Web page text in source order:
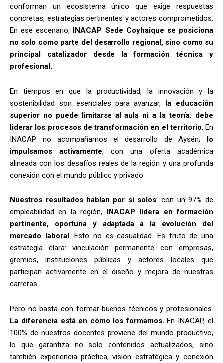
conforman un ecosistema único que exige respuestas
concretas, estrategias pertinentes y actores comprometidos.
En ese escenario,
INACAP Sede Coyhaique se posiciona
no solo como parte del desarrollo regional, sino como su
principal catalizador desde la formación técnica y
profesional.
En tiempos en que la productividad, la innovación y la
sostenibilidad son esenciales para avanzar,
la educación
superior no puede limitarse al aula ni a la teoría: debe
liderar los procesos de transformación en el territorio. En
INACAP no acompañamos el desarrollo de Aysén;
lo
impulsamos activamente, con una oferta académica
alineada con los desafíos reales de la región y una profunda
conexión con el mundo público y privado.
Nuestros resultados hablan por sí solos: con un 97% de
empleabilidad en la región,
INACAP lidera en formación
pertinente, oportuna y adaptada a la evolución del
mercado laboral . Esto no es casualidad. Es fruto de una
estrategia clara: vinculación permanente con empresas,
gremios, instituciones públicas y actores locales que
participan activamente en el diseño y mejora de nuestras
carreras.
Pero no basta con formar buenos técnicos y profesionales.
La diferencia está en cómo los formamos. En INACAP, el
100% de nuestros docentes proviene del mundo productivo,
lo que garantiza no solo contenidos actualizados, sino
también experiencia práctica, visión estratégica y conexión